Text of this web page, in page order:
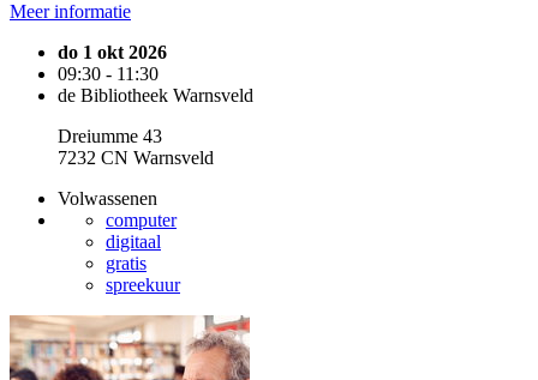
Meer informatie
do 1 okt 2026
09:30 - 11:30
de Bibliotheek Warnsveld
Dreiumme 43
7232 CN Warnsveld
Volwassenen
computer
digitaal
gratis
spreekuur